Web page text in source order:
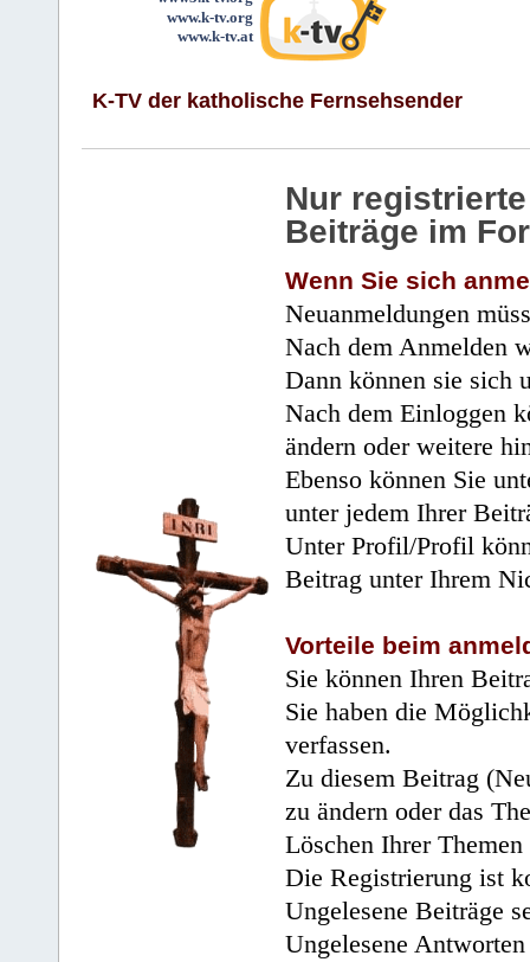
www.k-tv.org
www.k-tv.at
K-TV der katholische Fernsehsender
Nur
Beiträge im
Wenn Sie sich
Neuanmeldungen
Nach dem Anmelden
Dann können sie sich
Nach dem Einloggen
ändern oder weitere
Ebenso können Sie
unter jedem Ihrer
Unter Profil/Profil
Beitrag unter Ihrem
Vorteile beim
Sie können Ihren
Sie haben die
verfassen.
Zu diesem Beitrag
zu ändern oder das
Löschen Ihrer
Die Registrierung ist
Ungelesene Beiträge
Ungelesene